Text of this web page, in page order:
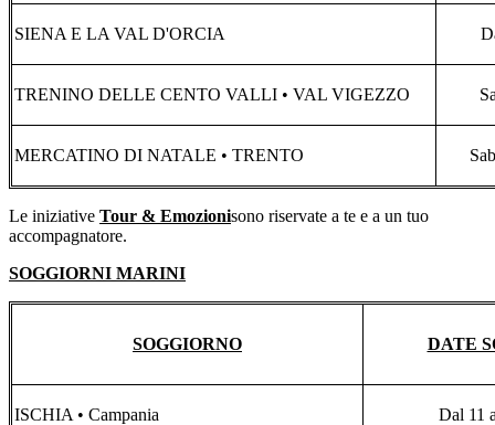
SIENA E LA VAL D'ORCIA
TRENINO DELLE CENTO VALLI • VAL VIGEZZO
MERCATINO DI NATALE • TRENTO
Le iniziative Tour & Emozionisono riservate a te e a un tuo
accompagnatore.
SOGGIORNI MARINI
SOGGIORNO DATE
ISCHIA • Campania Dal 11